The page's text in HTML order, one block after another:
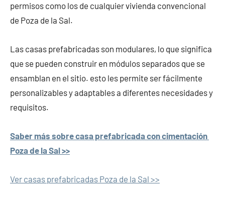
permisos como los de cualquier vivienda convencional
de Poza de la Sal.
Las casas prefabricadas son modulares, lo que significa
que se pueden construir en módulos separados que se
ensamblan en el sitio. esto les permite ser fácilmente
personalizables y adaptables a diferentes necesidades y
requisitos.
Saber más sobre casa prefabricada con cimentación
Poza de la Sal >>
Ver casas prefabricadas Poza de la Sal >>